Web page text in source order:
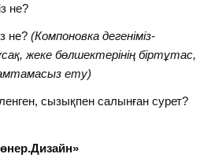
не?
не?(Компоновка дегеніміз-
ұсақ, жеке бөлшектерінің біртұтас,
ету)
сызықпен салынған сурет?